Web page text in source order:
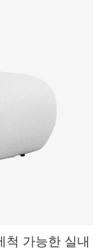
척 가능한 실내